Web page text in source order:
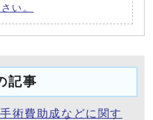
い。
記事
術費助成などに関す